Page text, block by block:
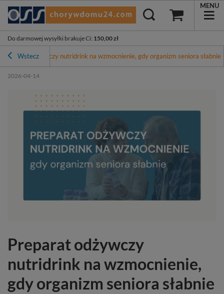
Do darmowej wysyłki brakuje Ci: 150,00 zł
MENU
Wstecz
Preparat odżywczy nutridrink na wzmocnienie, gdy organizm seniora słabnie
2026-04-14
Preparat odżywczy
nutridrink na wzmocnienie,
gdy organizm seniora słabnie